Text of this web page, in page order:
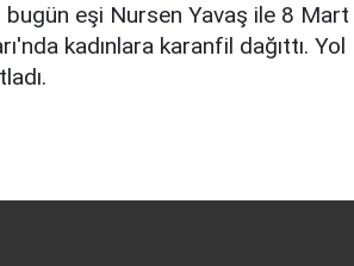
bugün eşi Nursen Yavaş ile 8 Mart
kadınlara karanfil dağıttı. Yol